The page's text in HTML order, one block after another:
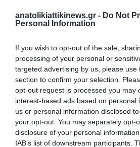
anatolikiattikinews.gr - Do Not
Personal Information
If you wish to opt-out of the sale,
processing of your personal or
targeted advertising by us, please use
section to confirm your selection.
opt-out request is processed you may
interest-based ads based on personal
us or personal information disclosed
your opt-out. You may separately opt-
disclosure of your personal
IAB’s list of downstream participants.
ΣΧΕΤΙΚΈΣ ΑΝΑΡΤΉΣΕΙΣ